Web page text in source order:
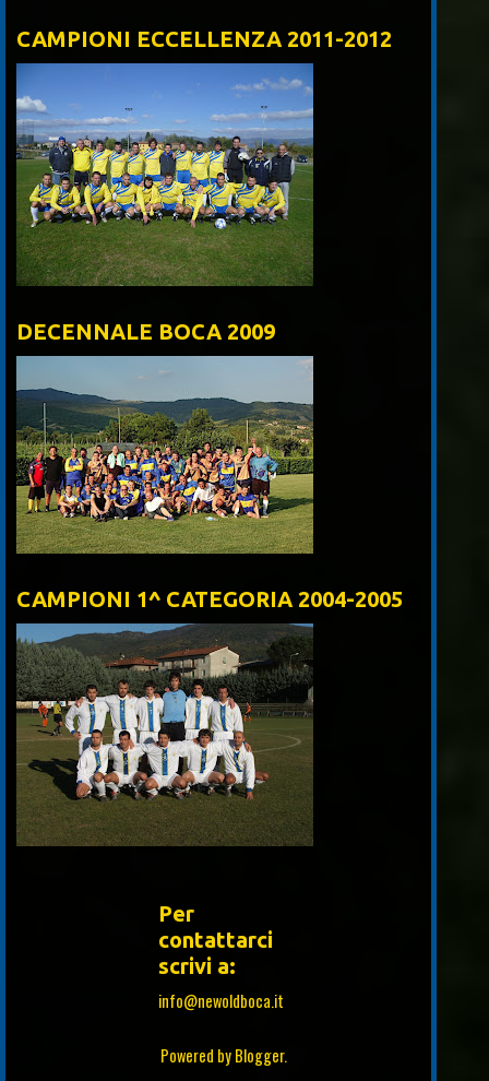
CAMPIONI ECCELLENZA 2011-2012
DECENNALE BOCA 2009
CAMPIONI 1^ CATEGORIA 2004-2005
Per
contattarci
scrivi a:
info@newoldboca.it
Powered byBlogger.